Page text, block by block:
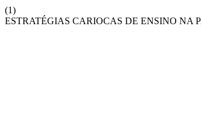
(1)
ESTRATÉGIAS CARIOCAS DE ENSINO NA